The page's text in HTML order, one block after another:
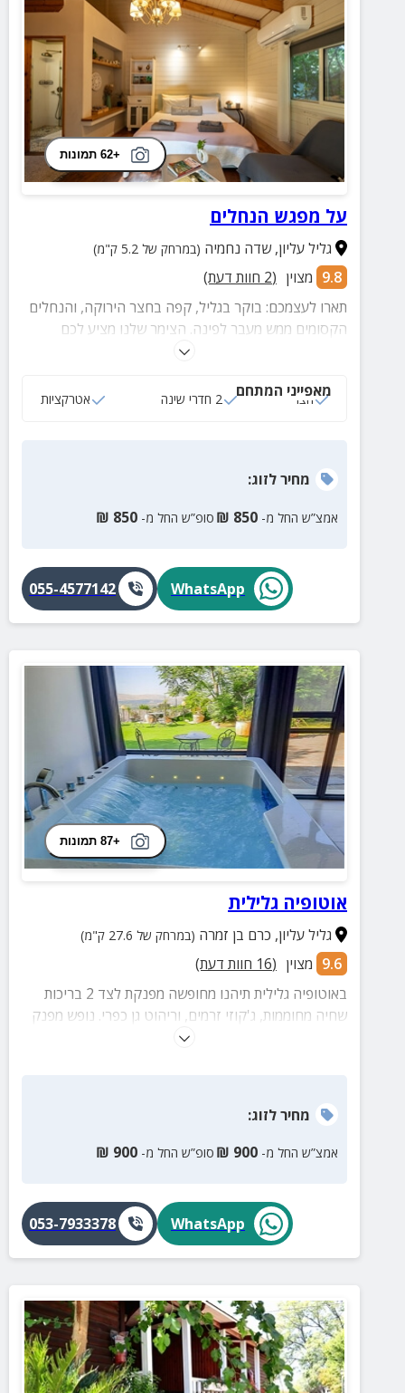
+62 תמונות
על מפגש הנחלים
גליל עליון,שדה נחמיה (במרחק של 5.2 ק"מ)
9.8 מצוין (
2 חוות דעת)
תארו לעצמכם: בוקר בגליל, קפה בחצר הירוקה, והנחלים
הקסומים ממש מעבר לפינה. הצימר שלנו מציע לכם
בריחה מושלמת 2 חדרי שינה נוחים וחצר ירוקה עם פינות
של הגליל מפגש חצבני-בניאס. בואו ליצור זיכרונות
מאפייני המתחם
חצר 2 חדרי שינה אטרקציות
מחירלזוג:
אמצ”ש החל מ- 850
₪ סופ”ש החל מ- 850
₪
WhatsApp
055-4577142
+87 תמונות
אוטופיה גלילית
גליל עליון, כרם בן זמרה (במרחק של 27.6 ק"מ)
9.6 מצוין (
16 חוות דעת)
באוטופיה גלילית תיהנו מחופשה מפנקת לצד 2 בריכות
שחיה מחוממות, ג'קוזי זרמים, וריהוט גן כפרי. נופש מפנק
אל מול נוף גלילי עוצר נשימה.
מחירלזוג:
אמצ”ש החל מ- 900
₪ סופ”ש החל מ- 900
₪
WhatsApp
053-7933378